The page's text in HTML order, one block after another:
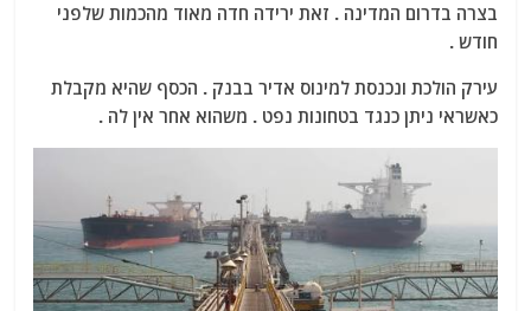
בצרה בדרום המדינה . זאת ירידה חדה מאוד מהכמות שלפני
חודש .
עירק הולכת ונכנסת למינוס אדיר בבנק . הכסף שהיא מקבלת
כאשראי ניתן כנגד בטחונות נפט . משהוא אחר אין לה .